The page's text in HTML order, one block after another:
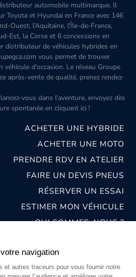
automobile multimarque. Il
Toyota et Hyundai en France avec 146
Ouest, l’Aquitaine, l'Île-de-France,
Est, la Corse et 6 concessions en
distributeur de véhicules hybrides en
vous permet de trouver
véhicule d'occasion. Le réseau Groupe
après-vente de qualité, prenez rendez-
vous dans l'aventure, envoyez dès
spontanée en cliquant ici !
ACHETER UNE HYBRIDE
ACHETER UNE MOTO
PRENDRE RDV EN ATELIER
FAIRE UN DEVIS PNEUS
RÉSERVER UN ESSAI
ESTIMER MON VÉHICULE
QUI SOMMES-NOUS ?
& CARROSSERIES
MENTIONS LÉGALES